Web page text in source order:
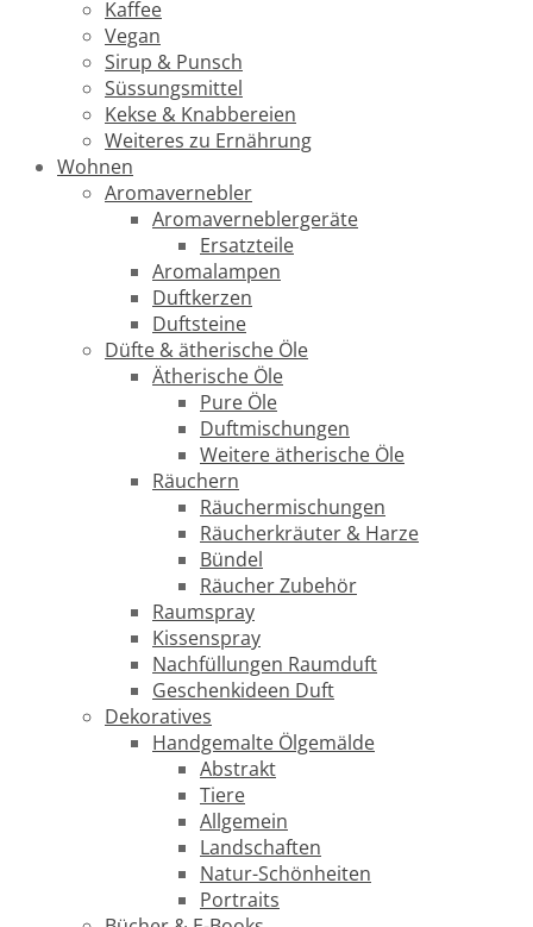
Kaffee
Vegan
Sirup & Punsch
Süssungsmittel
Kekse & Knabbereien
Weiteres zu Ernährung
Wohnen
Aromavernebler
Aromaverneblergeräte
Ersatzteile
Aromalampen
Duftkerzen
Duftsteine
Düfte & ätherische Öle
Ätherische Öle
Pure Öle
Duftmischungen
Weitere ätherische Öle
Räuchern
Räuchermischungen
Räucherkräuter & Harze
Bündel
Räucher Zubehör
Raumspray
Kissenspray
Nachfüllungen Raumduft
Geschenkideen Duft
Dekoratives
Handgemalte Ölgemälde
Abstrakt
Tiere
Allgemein
Landschaften
Natur-Schönheiten
Portraits